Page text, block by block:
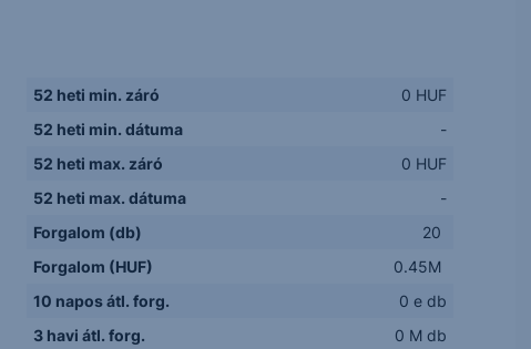
52 heti min. záró
0 HUF
52 heti min. dátuma
-
52 heti max. záró
0 HUF
52 heti max. dátuma
-
Forgalom (db)
20
Forgalom (HUF)
0.45M
10 napos átl. forg.
0 e db
3 havi átl. forg.
0 M db